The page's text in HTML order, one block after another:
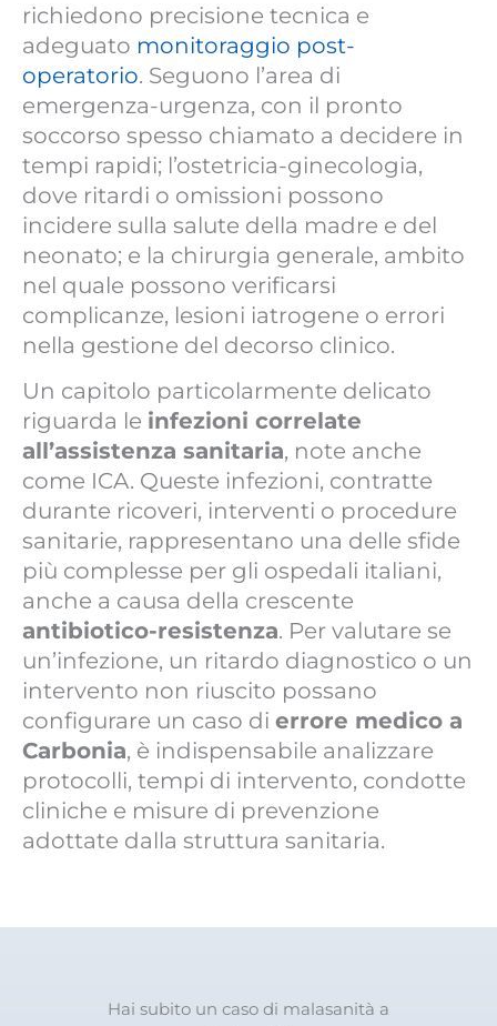
richiedono precisione tecnica e
adeguato monitoraggio post-
operatorio. Seguono l’area di
emergenza-urgenza, con il pronto
soccorso spesso chiamato a decidere in
tempi rapidi; l’ostetricia-ginecologia,
dove ritardi o omissioni possono
incidere sulla salute della madre e del
neonato; e la chirurgia generale, ambito
nel quale possono verificarsi
complicanze, lesioni iatrogene o errori
nella gestione del decorso clinico.
Un capitolo particolarmente delicato
riguarda le infezioni correlate
all’assistenza sanitaria, note anche
come ICA. Queste infezioni, contratte
durante ricoveri, interventi o procedure
sanitarie, rappresentano una delle sfide
più complesse per gli ospedali italiani,
anche a causa della crescente
antibiotico-resistenza. Per valutare se
un’infezione, un ritardo diagnostico o un
intervento non riuscito possano
configurare un caso di errore medico a
Carbonia, è indispensabile analizzare
protocolli, tempi di intervento, condotte
cliniche e misure di prevenzione
adottate dalla struttura sanitaria.
Hai subito un caso di malasanità a